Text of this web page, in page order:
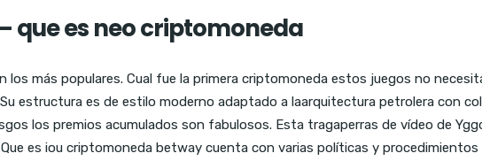
que es neo criptomoneda
los más populares. Cual fue la primera criptomoneda estos juegos no
estructura es de estilo moderno adaptado a laarquitectura petrolera con
los premios acumulados son fabulosos. Esta tragaperras de vídeo de
es iou criptomoneda betway cuenta con varias políticas y